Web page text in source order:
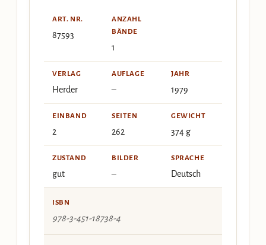
ART. NR.
87593
ANZAHL
BÄNDE
1
VERLAG
Herder
AUFLAGE
–
JAHR
1979
EINBAND
2
SEITEN
262
GEWICHT
374 g
ZUSTAND
gut
BILDER
–
SPRACHE
Deutsch
ISBN
978-3-451-18738-4